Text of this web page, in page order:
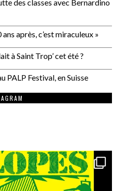
des classes avec Bernardino
après, c’est miraculeux »
à Saint Trop’ cet été ?
PALP Festival, en Suisse